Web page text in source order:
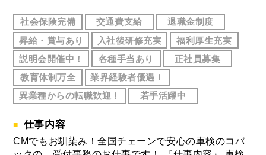
社会保険完備 交通費支給
退職金制度
昇給・賞与あり
入社後研修充実
福利厚生充実
説明会開催中！
各種手当あり
正社員募集
教育体制万全
業界経験者優遇！
異業種からの転職歓迎！
若手活躍中
仕事内容
CMでもお馴染み！全国チェーンで安心の車検のコバ